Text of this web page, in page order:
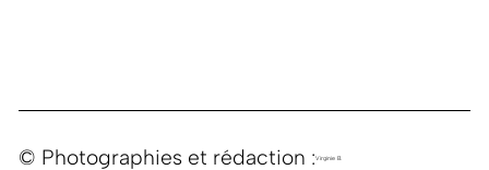
© Photographies et rédaction :Virginie B.